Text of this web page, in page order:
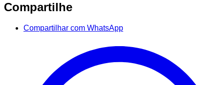
Compartilhe
Compartilhar com WhatsApp